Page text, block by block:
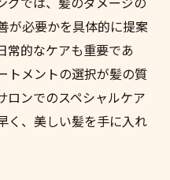
が必要かを具体的に提案
常的なケアも重要であ
トメントの選択が髪の質
ロンでのスペシャルケア
く、美しい髪を手に入れ